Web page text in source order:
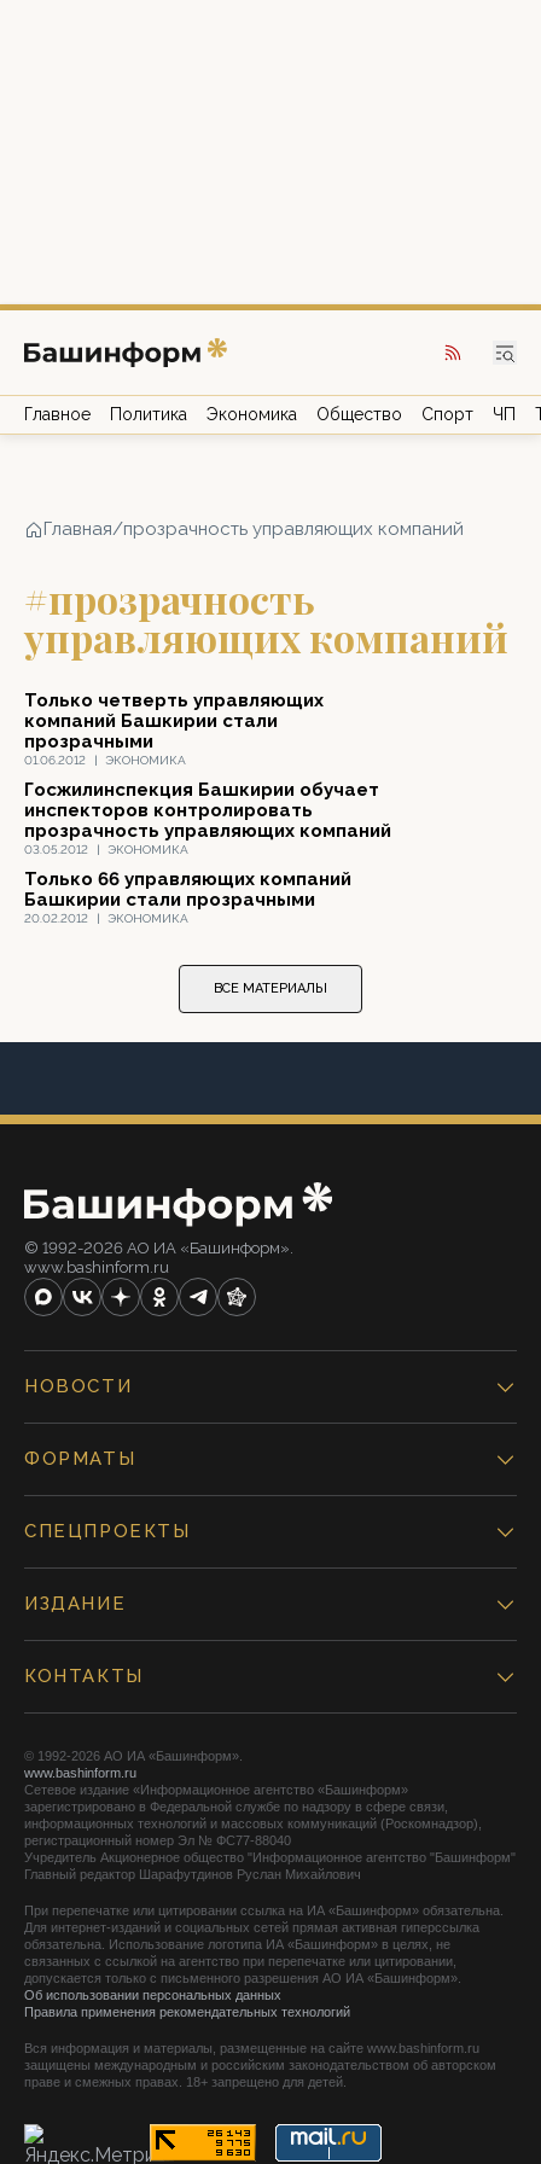
Главное Политика Экономика Общество Спорт ЧП
Главная/прозрачность управляющих компаний
#прозрачность
управляющих компаний
01.06.2012 | ЭКОНОМИКА
Только четверть управляющих
компаний Башкирии стали
прозрачными
03.05.2012 | ЭКОНОМИКА
Госжилинспекция Башкирии обучает
инспекторов контролировать
прозрачность управляющих компаний
20.02.2012 | ЭКОНОМИКА
Только 66 управляющих компаний
Башкирии стали прозрачными
ВСЕ МАТЕРИАЛЫ
© 1992-2026 АО ИА «Башинформ».
www.bashinform.ru
НОВОСТИ
ФОРМАТЫ
СПЕЦПРОЕКТЫ
ИЗДАНИЕ
КОНТАКТЫ
© 1992-2026 АО ИА «Башинформ».
www.bashinform.ru
Сетевое издание «Информационное агентство «Башинформ»
зарегистрировано в Федеральной службе по надзору в сфере связи,
информационных технологий и массовых коммуникаций (Роскомнадзор),
регистрационный номер Эл № ФС77-88040
Учредитель Акционерное общество "Информационное агентство "Башинформ"
Главный редактор Шарафутдинов Руслан Михайлович
При перепечатке или цитировании ссылка на ИА «Башинформ» обязательна.
Для интернет-изданий и социальных сетей прямая активная гиперссылка
обязательна. Использование логотипа ИА «Башинформ» в целях, не
связанных с ссылкой на агентство при перепечатке или цитировании,
допускается только с письменного разрешения АО ИА «Башинформ».
Об использовании персональных данных
Правила применения рекомендательных технологий
Вся информация и материалы, размещенные на сайте www.bashinform.ru
защищены международным и российским законодательством об авторском
праве и смежных правах. 18+ запрещено для детей.